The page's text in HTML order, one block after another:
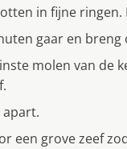
in fijne
gaar en
molen van de
een grove zeef